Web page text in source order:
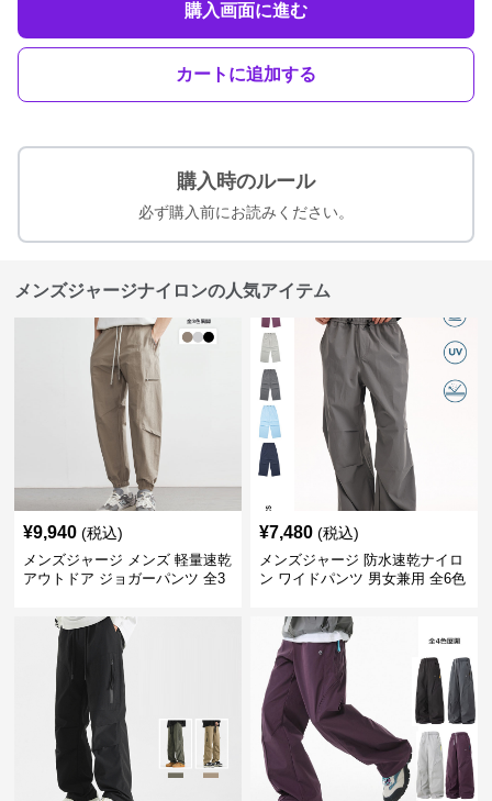
購入画面に進む
カートに追加する
購入時のルール
必ず購入前にお読みください。
メンズジャージナイロンの人気アイテム
¥9,940 (税込)
メンズジャージ メンズ 軽量速乾
アウトドア ジョガーパンツ 全3
¥7,480 (税込)
メンズジャージ 防水速乾ナイロ
ン ワイドパンツ 男女兼用 全6色